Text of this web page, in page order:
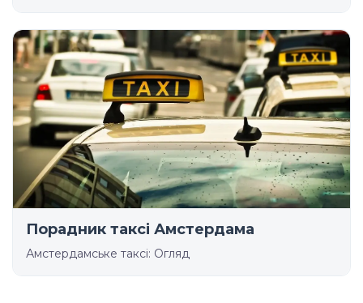
Порадник таксі Амстердама
Амстердамське таксі: Огляд